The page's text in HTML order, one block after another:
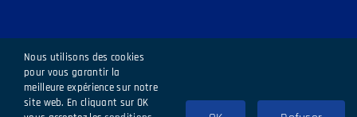
CPTSOB 2024 |Mentions légales Politique de confidentialité|
Nous utilisons des cookies
pour vous garantir la
meilleure expérience sur notre
site web. En cliquant sur OK